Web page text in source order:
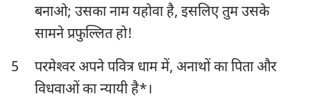
मीका नहूम
हबक्कूक
हाग्गै जकर्याह
बनाओ; उसका नाम यहोवा है, इसलिए तुम उसके
सामने प्रफुल्लित हो!
5
परमेश्‍वर अपने पवित्र धाम में, अनाथों का पिता और
विधवाओं का न्यायी है*।